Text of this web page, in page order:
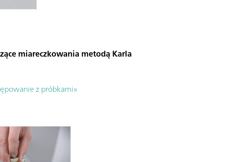
miareczkowania metodą Karla
z próbkami»